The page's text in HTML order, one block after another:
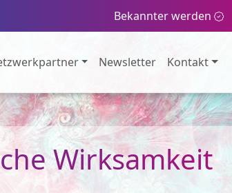
Bekannter werden
Newsletter Kontakt
Wirksamkeit